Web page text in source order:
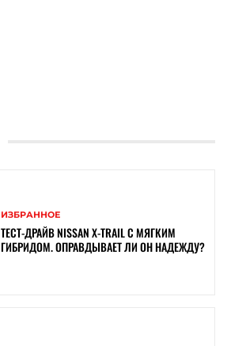
ИЗБРАННОЕ
ТЕСТ-ДРАЙВ NISSAN X-TRAIL С МЯГКИМ
ГИБРИДОМ. ОПРАВДЫВАЕТ ЛИ ОН НАДЕЖДУ?